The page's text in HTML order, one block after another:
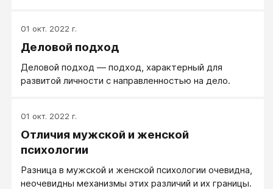
01 окт. 2022 г.
Деловой подход
Деловой подход ― подход, характерный для
развитой личности с направленностью на дело.
01 окт. 2022 г.
Отличия мужской и женской
психологии
Разница в мужской и женской психологии очевидна,
неочевидны механизмы этих различий и их границы.